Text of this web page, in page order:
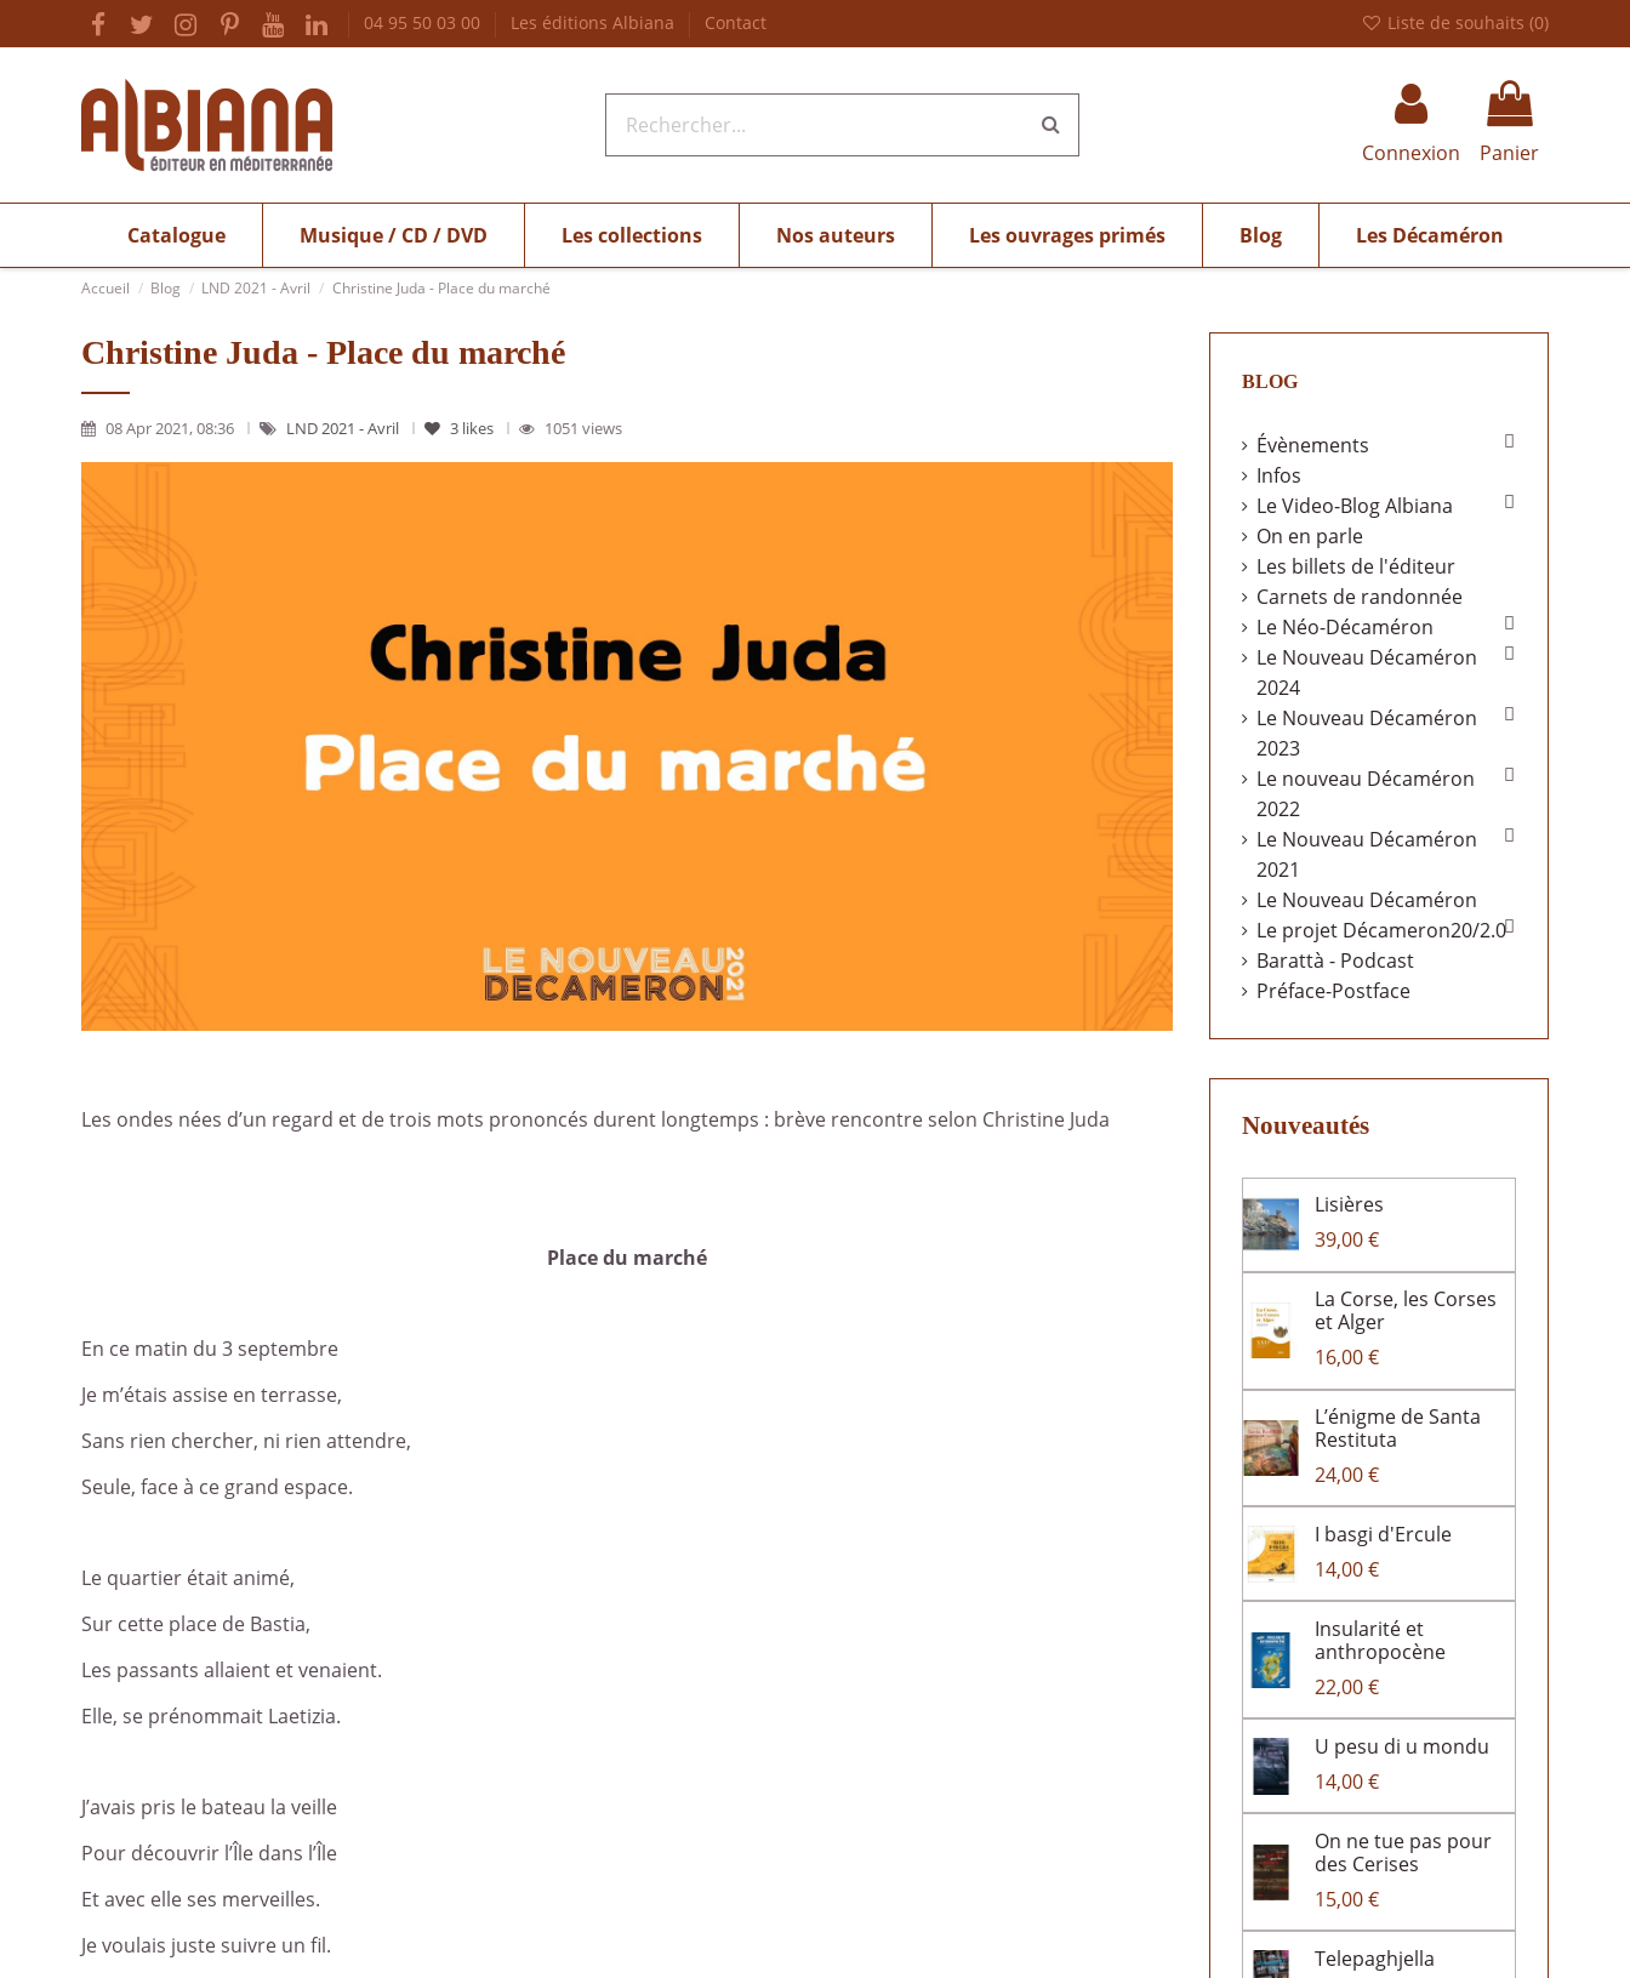
04 95 50 03 00 Les éditions Albiana Contact Liste de souhaits (0)
Connexion Panier
Catalogue Musique / CD / DVD Les collections Nos auteurs Les ouvrages primés Blog Les Décaméron
Accueil Blog LND 2021 - Avril Christine Juda - Place du marché
Christine Juda - Place du marché
08 Apr 2021, 08:36 LND 2021 - Avril 3 likes 1051 views
Les ondes nées d’un regard et de trois mots prononcés durent longtemps : brève rencontre selon Christine Juda
Place du marché
En ce matin du 3 septembre
Je m’étais assise en terrasse,
Sans rien chercher, ni rien attendre,
Seule, face à ce grand espace.
Le quartier était animé,
Sur cette place de Bastia,
Les passants allaient et venaient.
Elle, se prénommait Laetizia.
J’avais pris le bateau la veille
Pour découvrir l’Île dans l’Île
Et avec elle ses merveilles.
Je voulais juste suivre un fil.
BLOG
Évènements 
Infos
Le Video-Blog Albiana

On en parle
Les billets de l'éditeur
Carnets de randonnée
Le Néo-Décaméron

Le Nouveau Décaméron
2024

Le Nouveau Décaméron
2023

Le nouveau Décaméron
2022

Le Nouveau Décaméron
2021

Le Nouveau Décaméron
Le projet Décameron20/2.0
Barattà - Podcast
Préface-Postface
Nouveautés
Lisières
39,00 €
La Corse, les Corses
et Alger
16,00 €
L’énigme de Santa
Restituta
24,00 €
I basgi d'Ercule
14,00 €
Insularité et
anthropocène
22,00 €
U pesu di u mondu
14,00 €
On ne tue pas pour
des Cerises
15,00 €
Telepaghjella